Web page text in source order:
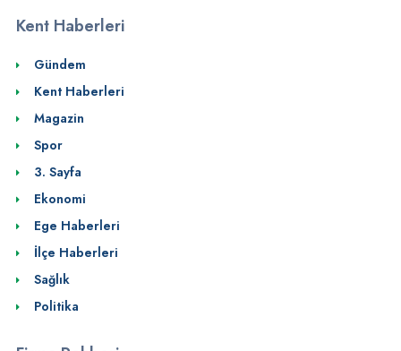
Kent Haberleri
Gündem
Kent Haberleri
Magazin
Spor
3. Sayfa
Ekonomi
Ege Haberleri
İlçe Haberleri
Sağlık
Politika